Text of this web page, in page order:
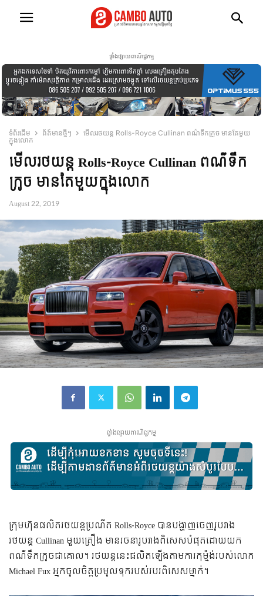
ផ្ទាំងផ្សាយពាណិជ្ជកម្ម
ទំព័រដើម ព័ត៍មានថ្មីៗ
មើលរថយន្ត Rolls-Royce Cullinan ពណ៌ទឹកក្រូច មានតែមួយ
ក្នុងលោក
មើលរថយន្ត Rolls-Royce Cullinan ពណ៌ទឹក
ក្រូច មានតែមួយក្នុងលោក
August 22, 2019
ផ្ទាំងផ្សាយពាណិជ្ជកម្ម
ក្រុមហ៊ុន​​ផលិត​រថយន្ត​ប្រណីត Rolls-Royce បាន​បង្ហាញ​ចេញ​រូបរាង​
រថយន្ត​ Cullinan មួយ​គ្រឿង មាន​រចនា​រូបរាង​ពិសេស​បំផុត​ដោយ​យក​
ពណ៌​ទឹក​ក្រូច​ជា​គោល។ រថយន្ត​នេះ​ផលិត​ឡើង​តាម​ការ​កុម្ម៉ង់​របស់​លោក
Michael Fux ​អ្នក​ចូល​ចិត្ត​ប្រមូល​ទុក​របស់របរ​ពិសេស​ម្នាក់។